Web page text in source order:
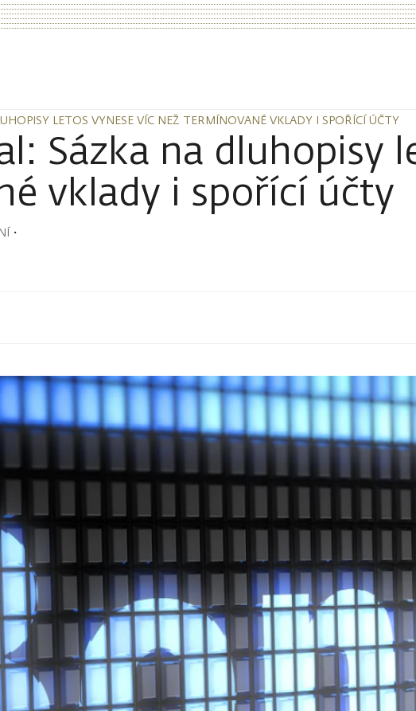
LETOS VYNESE VÍC NEŽ TERMÍNOVANÉ VKLADY I SPOŘÍCÍ ÚČTY
LETOS VYNESE VÍC NEŽ TERMÍNOVANÉ VKLADY I SPOŘÍCÍ ÚČTY
Sázka na dluhopisy
vklady i spořící účty
・